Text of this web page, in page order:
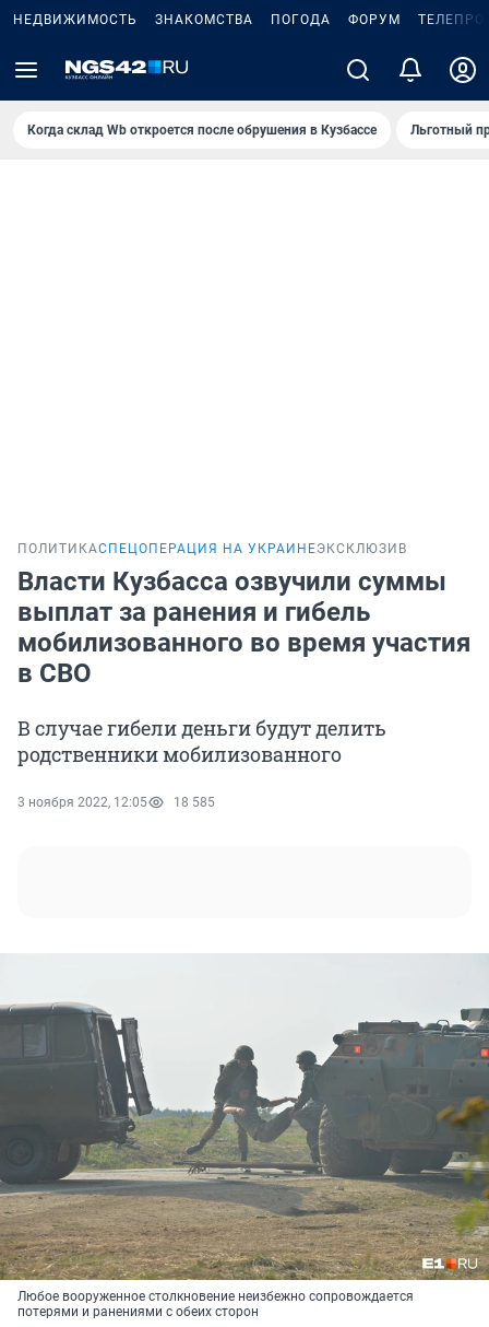
НЕДВИЖИМОСТЬ ЗНАКОМСТВА ПОГОДА ФОРУМ
Когда склад Wb откроется после обрушения в Кузбассе Льготный
ПОЛИТИКАСПЕЦОПЕРАЦИЯ НА УКРАИНЕЭКСКЛЮЗИВ
Власти Кузбасса озвучили суммы
выплат за ранения и гибель
мобилизованного во время участия
в СВО
В случае гибели деньги будут делить
родственники мобилизованного
3 ноября 2022, 12:05 18 585
Любое вооруженное столкновение неизбежно сопровождается
потерями и ранениями с обеих сторон